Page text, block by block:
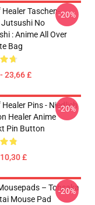
Healer Taschen-
No
: Anime All Over
Bag
23,66 £
-20%
Healer Pins - Niedlich
Healer Anime
Pin Button
£
-20%
– Tohsaka
Mouse Pad
-20%